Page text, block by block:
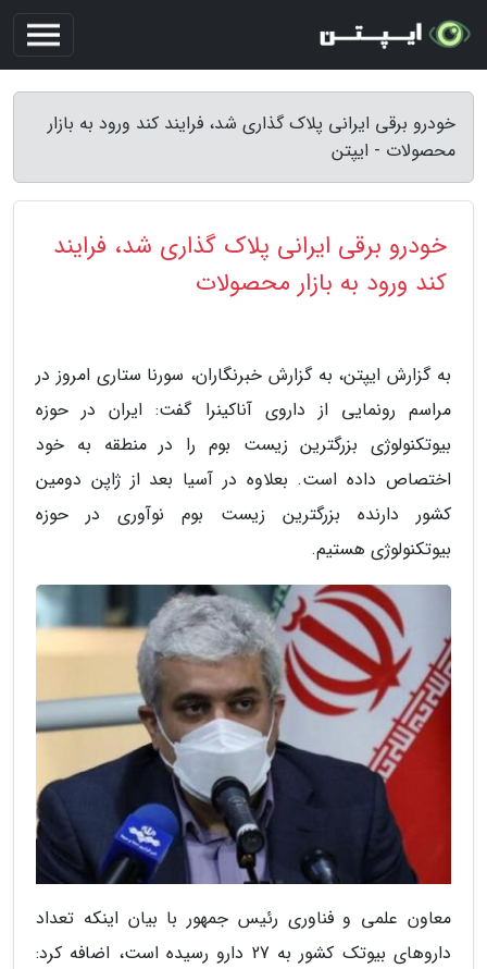
خودرو برقی ایرانی پلاک گذاری شد، فرایند کند ورود به بازار
محصولات - ایپتن
خودرو برقی ایرانی پلاک گذاری شد، فرایند
کند ورود به بازار محصولات
به گزارش ایپتن، به گزارش خبرنگاران، سورنا ستاری امروز در
مراسم رونمایی از داروی آناکینرا گفت: ایران در حوزه
بیوتکنولوژی بزرگترین زیست بوم را در منطقه به خود
اختصاص داده است. بعلاوه در آسیا بعد از ژاپن دومین
کشور دارنده بزرگترین زیست بوم نوآوری در حوزه
بیوتکنولوژی هستیم.
معاون علمی و فناوری رئیس جمهور با بیان اینکه تعداد
داروهای بیوتک کشور به 27 دارو رسیده است، اضافه کرد: